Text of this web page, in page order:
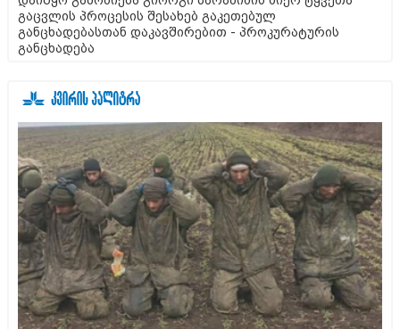
გაცვლის პროცესის შესახებ გაკეთებულ
განცხადებასთან დაკავშირებით - პროკურატურის
განცხადება